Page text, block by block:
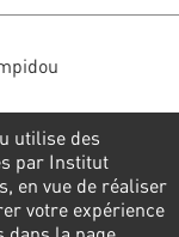
utilise des
par Institut
en vue de réaliser
votre expérience